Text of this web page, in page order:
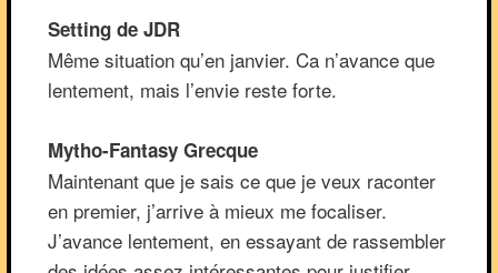
Setting de JDR
Même situation qu’en janvier. Ca n’avance que
lentement, mais l’envie reste forte.
Mytho-Fantasy Grecque
Maintenant que je sais ce que je veux raconter
en premier, j’arrive à mieux me focaliser.
J’avance lentement, en essayant de rassembler